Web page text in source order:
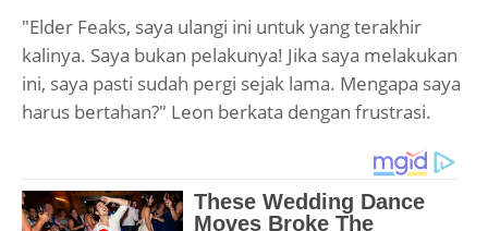
"Elder Feaks, saya ulangi ini untuk yang terakhir
kalinya. Saya bukan pelakunya! Jika saya melakukan
ini, saya pasti sudah pergi sejak lama. Mengapa saya
harus bertahan?" Leon berkata dengan frustrasi.